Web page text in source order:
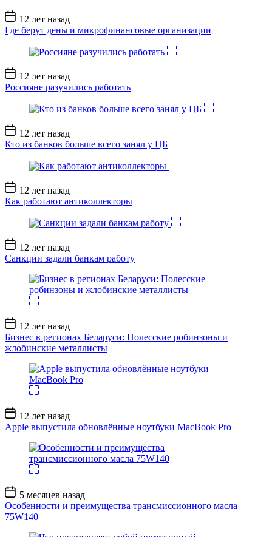
Дата
записи
12 лет назад
Где берут деньги микрофинансовые организации
Дата
записи
12 лет назад
Россияне разучились работать
Дата
записи
12 лет назад
Кто из банков больше всего занял у ЦБ
Дата
записи
12 лет назад
Как работают антиколлекторы
Дата
записи
12 лет назад
Санкции задали банкам работу
Дата
записи
12 лет назад
Бизнес в регионах Беларуси: Полесские робинзоны и
жлобинские металлисты
Дата
записи
12 лет назад
Apple выпустила обновлённые ноутбуки MacBook Pro
Дата
записи
5 месяцев назад
Особенности и преимущества трансмиссионного масла
75W140